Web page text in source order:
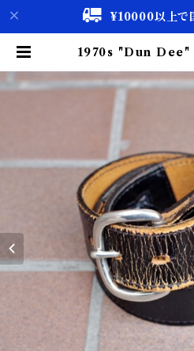
¥10000以上で
1970s "Dun
ベルト 隠しポケッ
biscco【古着 &